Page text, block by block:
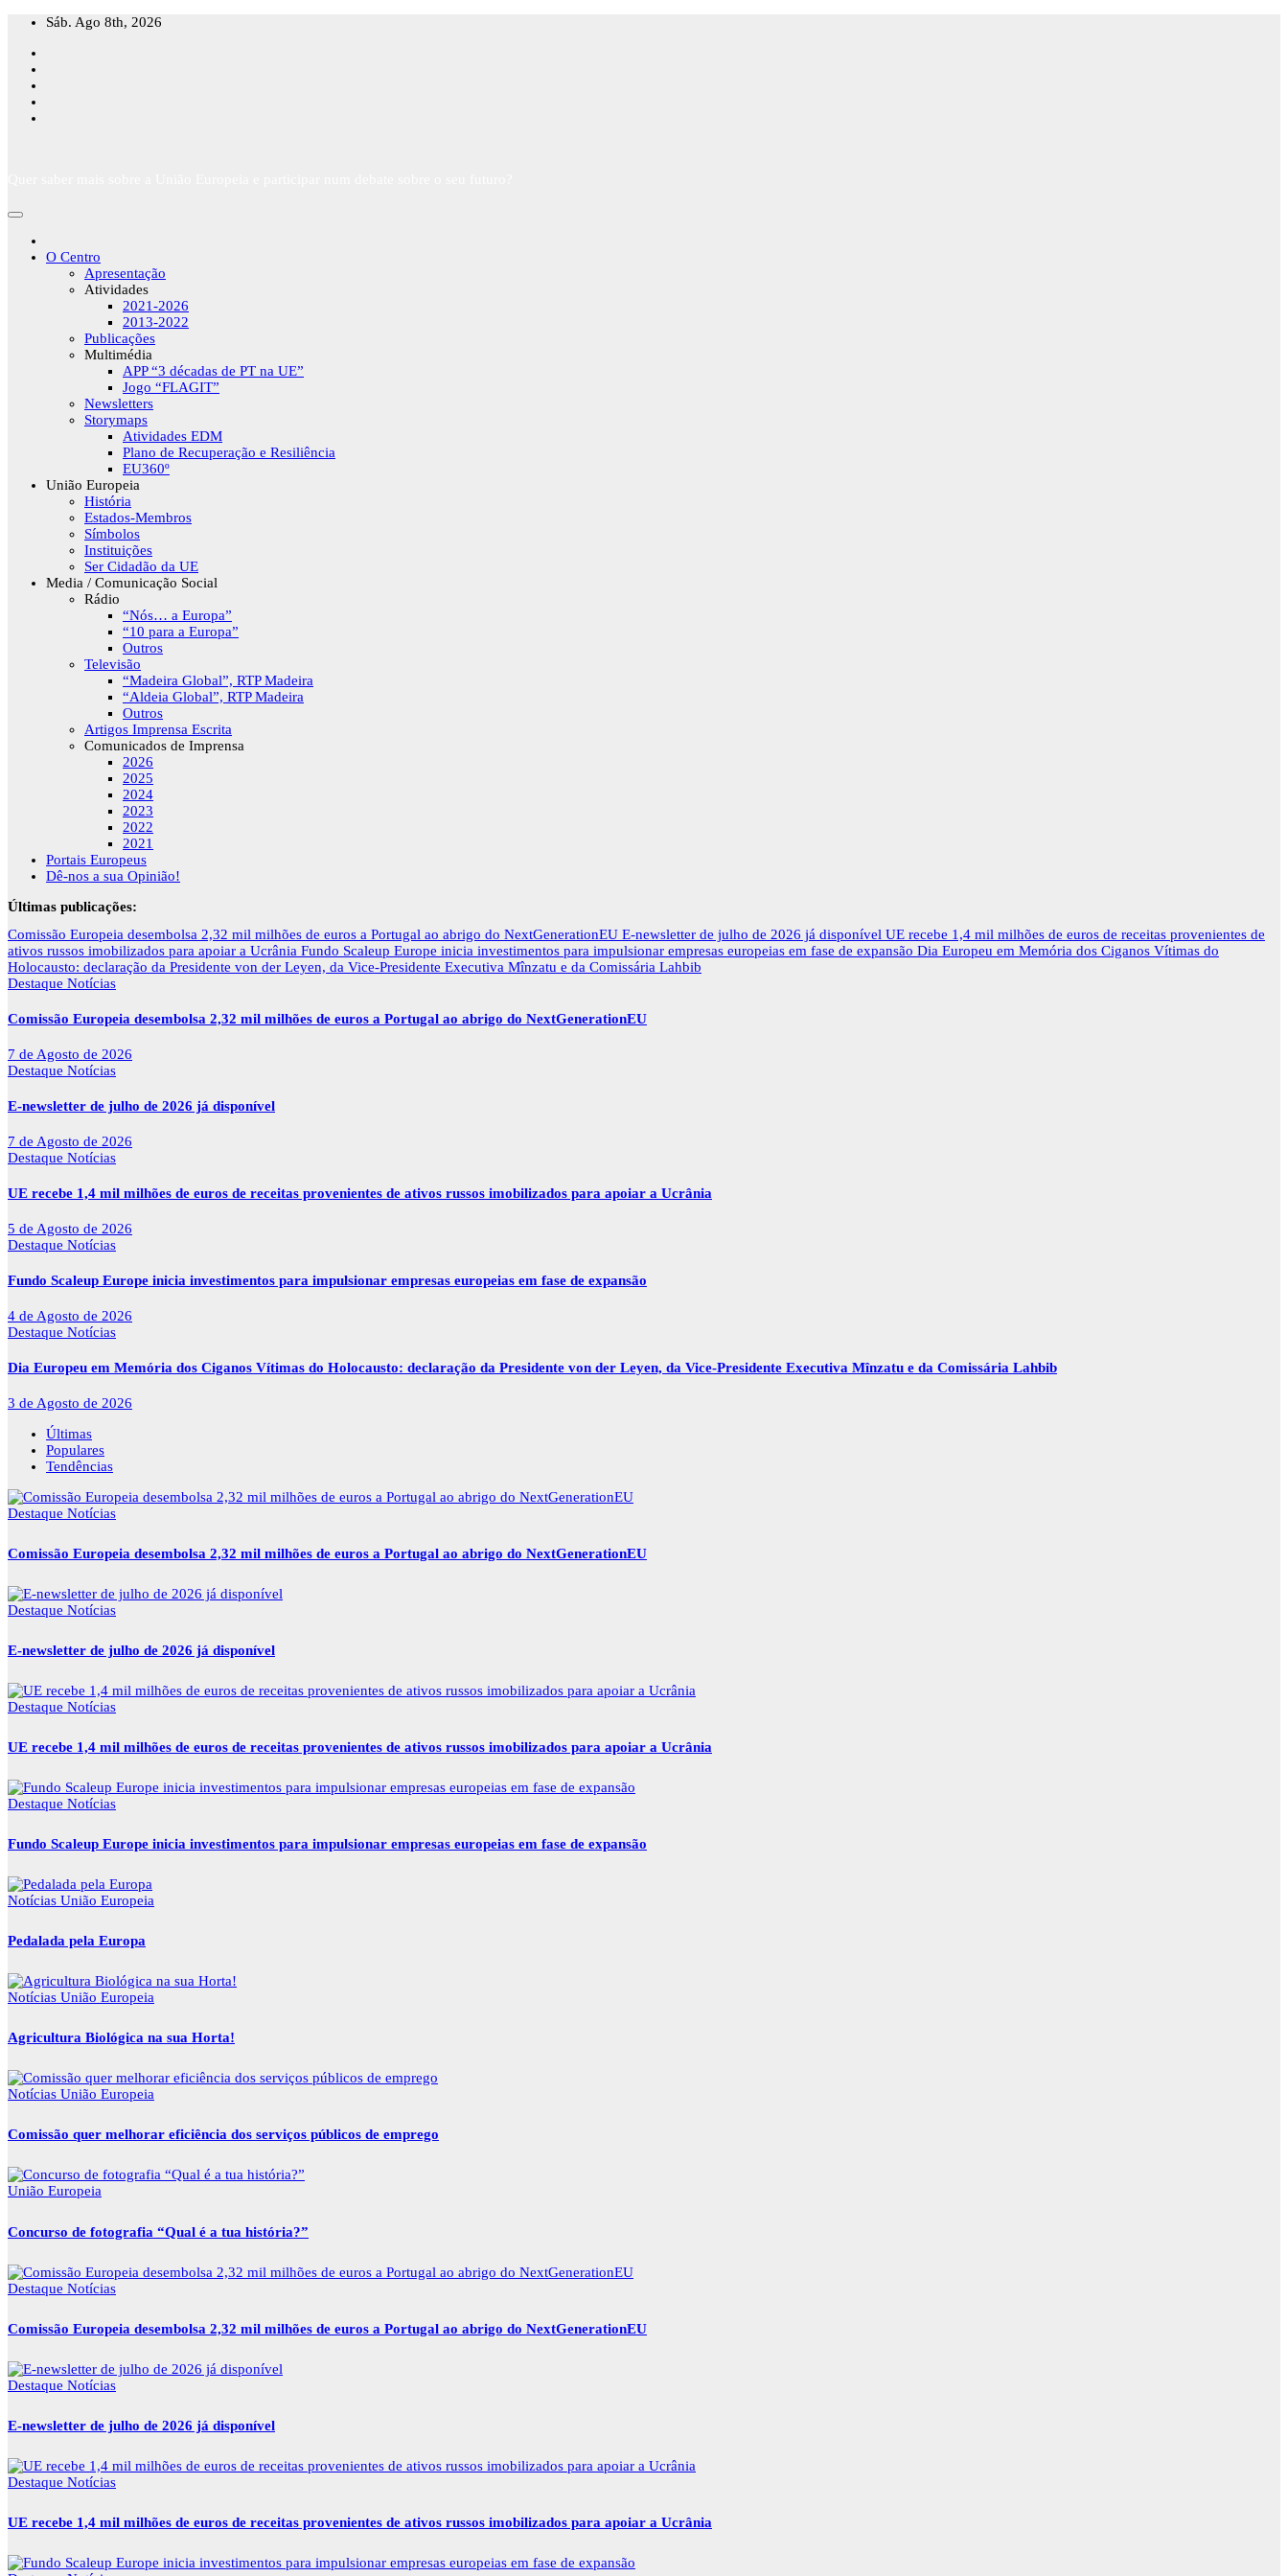
Skip
content
Sáb. Ago 8th, 2026
O Centro
Apresentação
Atividades
2021-2026
2013-2022
Publicações
Multimédia
APP “3 décadas de PT na UE”
Jogo “FLAGIT”
Newsletters
Storymaps
Atividades EDM
Plano de Recuperação e Resiliência
EU360º
União Europeia
História
Estados-Membros
Símbolos
Instituições
Ser Cidadão da UE
Media / Comunicação Social
Rádio
“Nós… a Europa”
“10 para a Europa”
Outros
Televisão
“Madeira Global”, RTP Madeira
“Aldeia Global”, RTP Madeira
Outros
Artigos Imprensa Escrita
Comunicados de Imprensa
2026
2025
2024
2023
2022
2021
Portais Europeus
Dê-nos a sua Opinião!
Últimas publicações:
Comissão Europeia desembolsa 2,32 mil milhões de euros a Portugal ao abrigo do NextGenerationEU E-newsletter de julho de 2026 já disponível UE recebe 1,4 mil milhões de euros de receitas provenientes de
ativos russos imobilizados para apoiar a Ucrânia Fundo Scaleup Europe inicia investimentos para impulsionar empresas europeias em fase de expansão Dia Europeu em Memória dos Ciganos Vítimas do
Holocausto: declaração da Presidente von der Leyen, da Vice-Presidente Executiva Mînzatu e da Comissária Lahbib
Destaque Notícias
Comissão Europeia desembolsa 2,32 mil milhões de euros a Portugal ao abrigo do NextGenerationEU
7 de Agosto de 2026
Destaque Notícias
E-newsletter de julho de 2026 já disponível
7 de Agosto de 2026
Destaque Notícias
UE recebe 1,4 mil milhões de euros de receitas provenientes de ativos russos imobilizados para apoiar a Ucrânia
5 de Agosto de 2026
Destaque Notícias
Fundo Scaleup Europe inicia investimentos para impulsionar empresas europeias em fase de expansão
4 de Agosto de 2026
Destaque Notícias
Dia Europeu em Memória dos Ciganos Vítimas do Holocausto: declaração da Presidente von der Leyen, da Vice-Presidente Executiva Mînzatu e da Comissária Lahbib
3 de Agosto de 2026
Últimas
Populares
Tendências
Destaque Notícias
Comissão Europeia desembolsa 2,32 mil milhões de euros a Portugal ao abrigo do NextGenerationEU
Destaque Notícias
E-newsletter de julho de 2026 já disponível
Destaque Notícias
UE recebe 1,4 mil milhões de euros de receitas provenientes de ativos russos imobilizados para apoiar a Ucrânia
Destaque Notícias
Fundo Scaleup Europe inicia investimentos para impulsionar empresas europeias em fase de expansão
Notícias União Europeia
Pedalada pela Europa
Notícias União Europeia
Agricultura Biológica na sua Horta!
Notícias União Europeia
Comissão quer melhorar eficiência dos serviços públicos de emprego
União Europeia
Concurso de fotografia “Qual é a tua história?”
Destaque Notícias
Comissão Europeia desembolsa 2,32 mil milhões de euros a Portugal ao abrigo do NextGenerationEU
Destaque Notícias
E-newsletter de julho de 2026 já disponível
Destaque Notícias
UE recebe 1,4 mil milhões de euros de receitas provenientes de ativos russos imobilizados para apoiar a Ucrânia